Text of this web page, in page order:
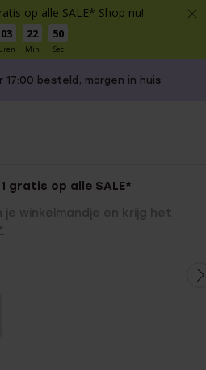
op alle SALE* Shop nu!
03 22
Min
50
Sec
17:00 besteld, morgen in huis
gratis op alle SALE*
winkelmandje en krijg het
*